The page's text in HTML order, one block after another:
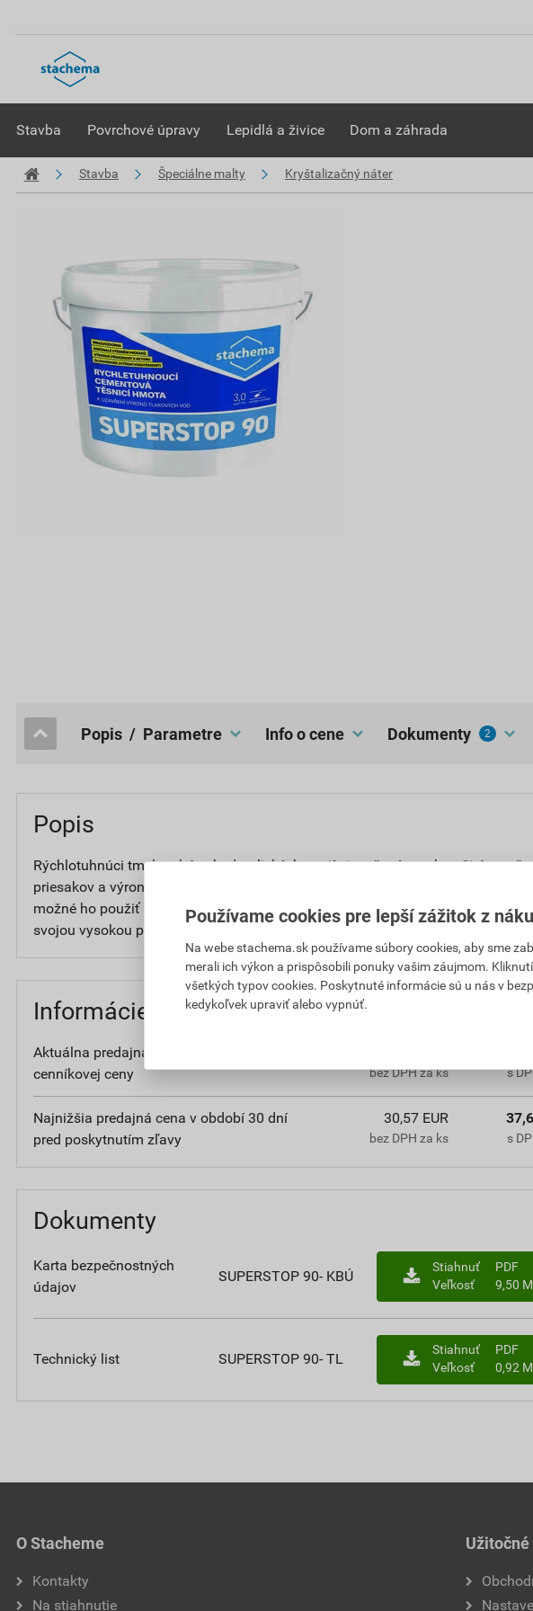
Stavba Povrchové úpravy Lepidlá a živice Dom a záhrada
Stavba Špeciálne malty Kryštalizačný náter
popis / Parametre Info o cene dokumenty 2
Popis
Rýchlotuhnúci tmel na báze hydraulických spojív je určený na okamžité
priesakov a výronov tlakových vôd, kedy voda preniká betónovou konštrukciou.
možné ho použiť aj na výrobu rýchlotuhnúcich injektážnych zmesí a mált.
svojou vysokou prídržnosťou k betónu a zaisťuje dlhodobú životnosť tesnenia.
Informácie o cene
Aktuálna predajná cena po zľave 15% z
cenníkovej ceny
bez DPH za ks s
Najnižšia predajná cena v období 30 dní
pred poskytnutím zľavy
30,57 EUR
bez DPH za ks s
Dokumenty
Karta bezpečnostných
údajov
SUPERSTOP 90- KBÚ
Stiahnuť
PDF
Veľkosť
9,50
Technický list SUPERSTOP 90- TL
Stiahnuť
PDF
Veľkosť
0,92
O Stacheme
Kontakty
Na stiahnutie
Používame cookies pre lepší zážitok z
Na webe stachema.sk používame súbory cookies, aby sme
merali ich výkon a prispôsobili ponuky vašim záujmom.
všetkých typov cookies. Poskytnuté informácie sú u nás v
kedykoľvek upraviť alebo vypnúť.